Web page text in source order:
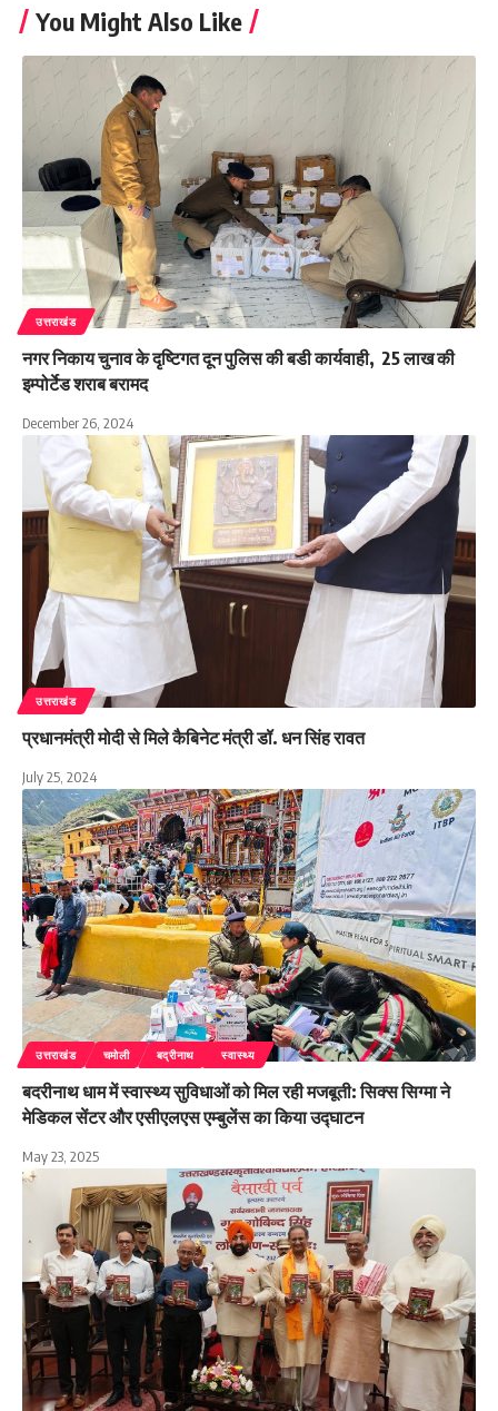
You Might Also Like
उत्तराखंड
नगर निकाय चुनाव के दृष्टिगत दून पुलिस की बडी कार्यवाही, 25 लाख की
इम्पोर्टेड शराब बरामद
December 26, 2024
उत्तराखंड
प्रधानमंत्री मोदी से मिले कैबिनेट मंत्री डॉ. धन सिंह रावत
July 25, 2024
उत्तराखंड चमोली बद्रीनाथ स्वास्थ्य
बदरीनाथ धाम में स्वास्थ्य सुविधाओं को मिल रही मजबूती: सिक्स सिग्मा ने
मेडिकल सेंटर और एसीएलएस एम्बुलेंस का किया उद्घाटन
May 23, 2025